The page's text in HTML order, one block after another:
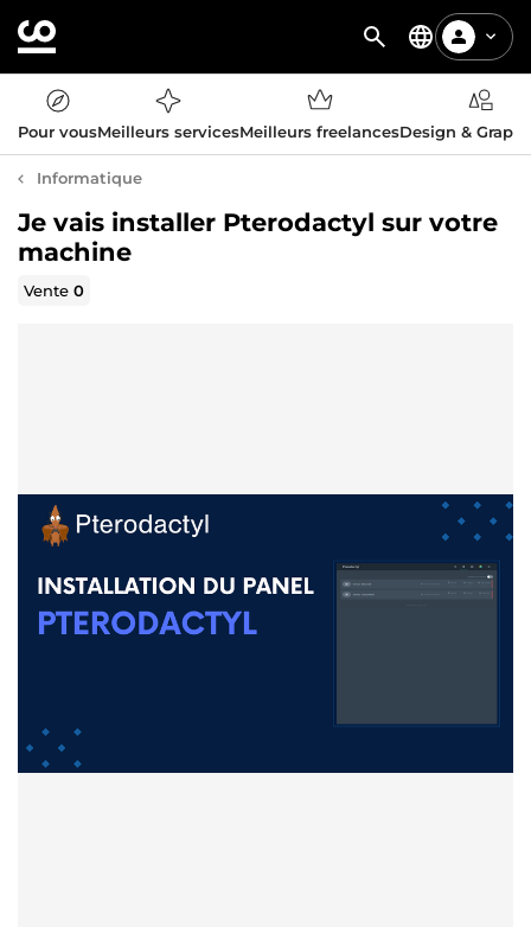
Pour vousMeilleurs servicesMeilleurs freelancesDesign &
Informatique
Je vais installer Pterodactyl sur votre
machine
Vente0